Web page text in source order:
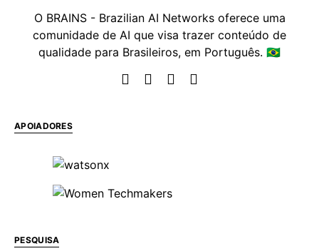
O BRAINS - Brazilian AI Networks oferece uma
comunidade de AI que visa trazer conteúdo de
qualidade para Brasileiros, em Português. 🇧🇷
APOIADORES
PESQUISA